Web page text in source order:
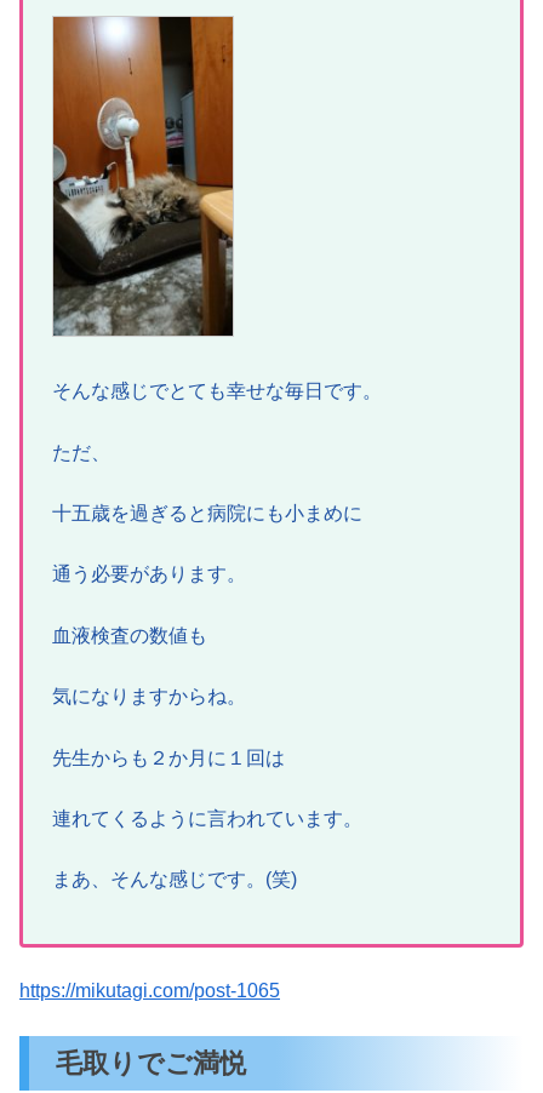
そんな感じでとても幸せな毎日です。
ただ、
十五歳を過ぎると病院にも小まめに
通う必要があります。
血液検査の数値も
気になりますからね。
先生からも２か月に１回は
連れてくるように言われています。
まあ、そんな感じです。(笑)
https://mikutagi.com/post-1065
毛取りでご満悦